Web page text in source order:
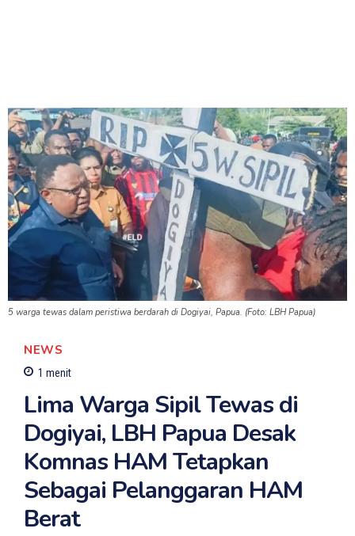
5 warga tewas dalam peristiwa berdarah di Dogiyai, Papua. (Foto: LBH Papua)
NEWS
1 menit
Lima Warga Sipil Tewas di
Dogiyai, LBH Papua Desak
Komnas HAM Tetapkan
Sebagai Pelanggaran HAM
Berat